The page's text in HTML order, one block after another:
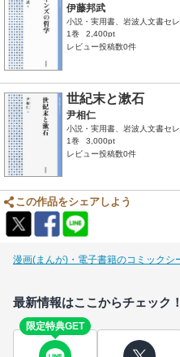
伊藤邦武
小説・実用書、岩波人文書セ
1巻
2,400pt
レビュー投稿数0件
世紀末と漱石
尹相仁
小説・実用書、岩波人文書セ
1巻
3,000pt
レビュー投稿数0件
この作品をシェアしよう
漫画(まんが)・電子書籍のコミックシ
最新情報はここからチェック！
限定特典GET